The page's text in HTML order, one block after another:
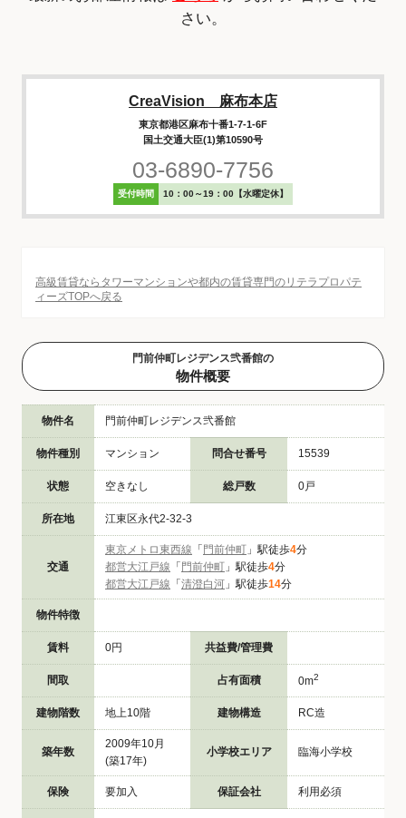
さい。
CreaVision 麻布本店
東京都港区麻布十番1-7-1-6F
国土交通大臣(1)第10590号
03-6890-7756
受付時間 10：00～19：00【水曜定休】
高級賃貸ならタワーマンションや都内の賃貸専門のリテラプロパテ
ィーズTOPへ戻る
門前仲町レジデンス弐番館の
物件概要
物件名 門前仲町レジデンス弐番館
物件種別 マンション 問合せ番号 15539
状態 空きなし 総戸数 0戸
所在地 江東区永代2-32-3
交通
東京メトロ東西線 「 門前仲町 」駅徒歩4分
都営大江戸線 「 門前仲町 」駅徒歩4分
都営大江戸線 「 清澄白河 」駅徒歩14分
物件特徴
賃料 0円 共益費/管理費
間取 占有面積 0m2
建物階数 地上10階 建物構造 RC造
築年数
2009年10月
(築17年)
小学校エリア 臨海小学校
保険 要加入 保証会社 利用必須